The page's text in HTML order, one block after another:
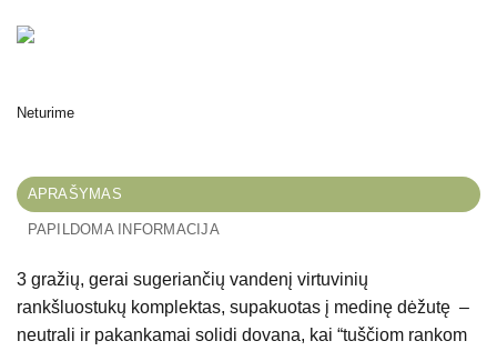
Neturime
APRAŠYMAS
PAPILDOMA INFORMACIJA
3 gražių, gerai sugeriančių vandenį virtuvinių
rankšluostukų komplektas, supakuotas į medinę dėžutę –
neutrali ir pakankamai solidi dovana, kai “tuščiom rankom